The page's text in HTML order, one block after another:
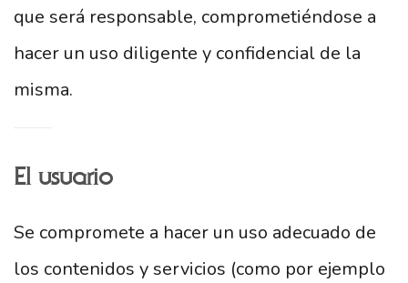
que será responsable, comprometiéndose a
hacer un uso diligente y confidencial de la
misma.
El usuario
Se compromete a hacer un uso adecuado de
los contenidos y servicios (como por ejemplo